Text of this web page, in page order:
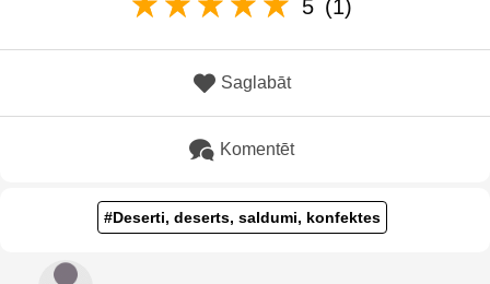
5 (1)
Saglabāt
Komentēt
#Deserti, deserts, saldumi, konfektes